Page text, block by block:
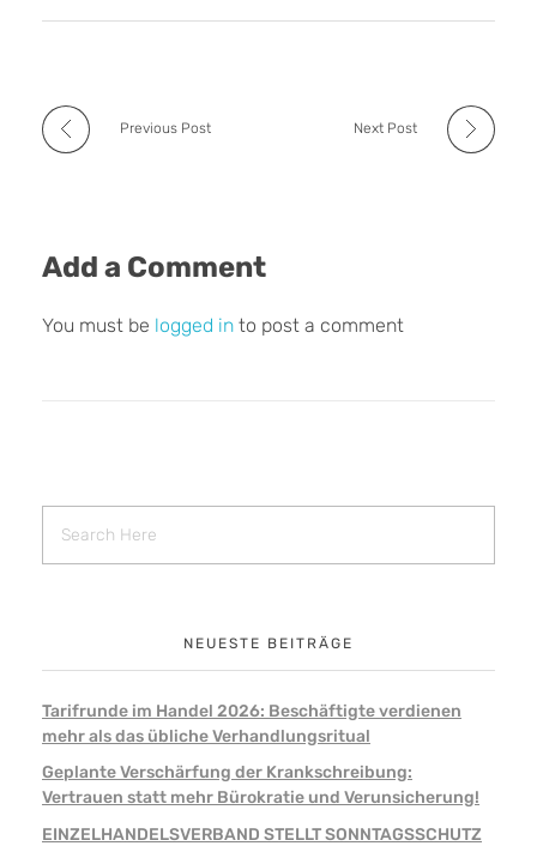
Previous Post Next Post
Add a Comment
You must be logged in to post a comment
NEUESTE BEITRÄGE
Tarifrunde im Handel 2026: Beschäftigte verdienen
mehr als das übliche Verhandlungsritual
Geplante Verschärfung der Krankschreibung:
Vertrauen statt mehr Bürokratie und Verunsicherung!
EINZELHANDELSVERBAND STELLT SONNTAGSSCHUTZ